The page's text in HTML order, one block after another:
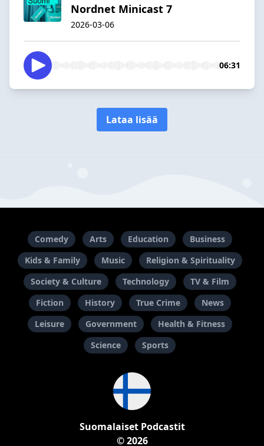
Nordnet Minicast 7
2026-03-06
06:31
Lataa lisää
Comedy Arts Education
Business
Kids & Family
Music
Religion & Spirituality
Society & Culture
Technology
TV & Film
Fiction
History True Crime
News
Leisure
Government
Health & Fitness
Science
Sports
Suomalaiset Podcastit
© 2026